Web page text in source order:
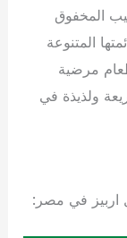
المخفوق
المتنوعة
طعام مرضية
ولذيذة في
اربيز في مصر: